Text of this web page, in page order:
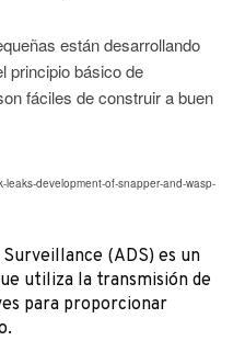
están desarrollando
principio básico de
fáciles de construir a buen
development-of-snapper-and-wasp-
(ADS) es un
utiliza la transmisión de
para proporcionar